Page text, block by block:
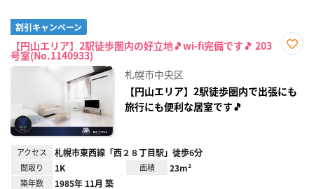
割引キャンペーン
【円山エリア】2駅徒歩圏内の好立地🎵wi-fi完備です🎵 203
号室(No.1140933)
録
札幌市中央区
【円山エリア】2駅徒歩圏内で出張にも
旅行にも便利な居室です🎵
アクセス 札幌市東西線「西２８丁目駅」徒歩6分
間取り 1K 面積 23m²
築年数 1985年 11月 築